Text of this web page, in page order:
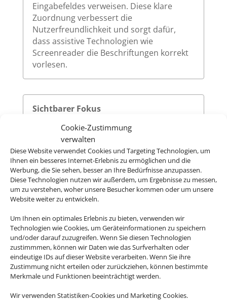
Cookie-Zustimmung
verwalten
Diese Website verwendet Cookies und Targeting Technologien, um
Ihnen ein besseres Internet-Erlebnis zu ermöglichen und die
Werbung, die Sie sehen, besser an Ihre Bedürfnisse anzupassen.
Diese Technologien nutzen wir außerdem, um Ergebnisse zu messen,
um zu verstehen, woher unsere Besucher kommen oder um unsere
Website weiter zu entwickeln.
Um Ihnen ein optimales Erlebnis zu bieten, verwenden wir
Technologien wie Cookies, um Geräteinformationen zu speichern
und/oder darauf zuzugreifen. Wenn Sie diesen Technologien
zustimmmen, können wir Daten wie das Surfverhalten oder
eindeutige IDs auf dieser Website verarbeiten. Wenn Sie ihre
Zustimmung nicht erteilen oder zurückziehen, können bestimmte
Merkmale und Funktionen beeinträchtigt werden.
Wir verwenden Statistiken-Cookies und Marketing Cookies.
Eingabefeldes verweisen. Diese klare
Zuordnung verbessert die
Nutzerfreundlichkeit und sorgt dafür,
dass assistive Technologien wie
Screenreader die Beschriftungen korrekt
vorlesen.
Sichtbarer Fokus
Alle interaktiven Elemente auf unserer
Website – wie Links, Buttons oder
Formularfelder – zeigen klar sichtbar an,
wenn sie per Tastatur ausgewählt werden.
So ermöglichen wir eine vollständige
Bedienung auch ohne Maus.
Sinnvolle Fokusreihenfolge bei
Tastaturnutzung
Die Fokusreihenfolge auf unserer Website
ist logisch und entspricht dem visuellen
Tabulatortaste werden interaktive